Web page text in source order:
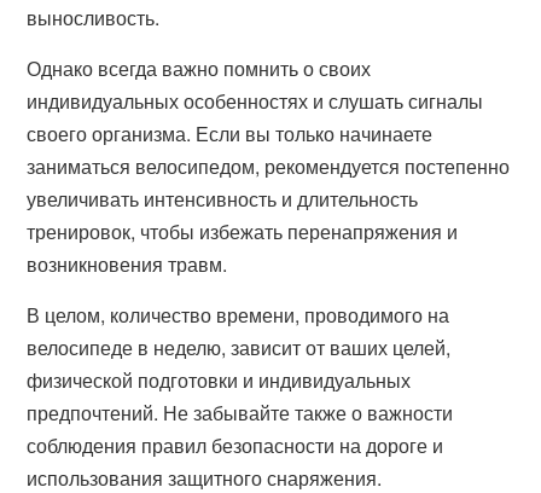
выносливость.
Однако всегда важно помнить о своих
индивидуальных особенностях и слушать сигналы
своего организма. Если вы только начинаете
заниматься велосипедом, рекомендуется постепенно
увеличивать интенсивность и длительность
тренировок, чтобы избежать перенапряжения и
возникновения травм.
В целом, количество времени, проводимого на
велосипеде в неделю, зависит от ваших целей,
физической подготовки и индивидуальных
предпочтений. Не забывайте также о важности
соблюдения правил безопасности на дороге и
использования защитного снаряжения.